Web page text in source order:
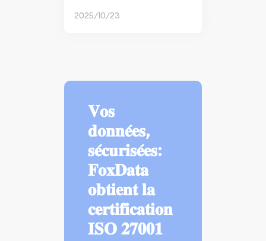
2025/10/23
𝐕𝐨𝐬
𝐝𝐨𝐧𝐧𝐞́𝐞𝐬,
𝐬𝐞́𝐜𝐮𝐫𝐢𝐬𝐞́𝐞𝐬:
𝐅𝐨𝐱𝐃𝐚𝐭𝐚
𝐨𝐛𝐭𝐢𝐞𝐧𝐭 𝐥𝐚
𝐜𝐞𝐫𝐭𝐢𝐟𝐢𝐜𝐚𝐭𝐢𝐨𝐧
𝐈𝐒𝐎 𝟐𝟕𝟎𝟎𝟏